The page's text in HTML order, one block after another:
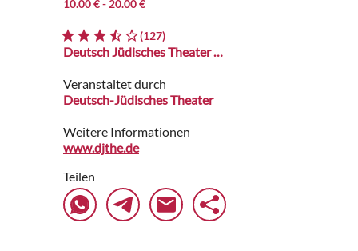
10.00 €- 20.00 €
(127)
Deutsch Jüdisches Theater im Coupé Theater
Veranstaltet durch
Deutsch-Jüdisches Theater
Weitere Informationen
www.djthe.de
Teilen